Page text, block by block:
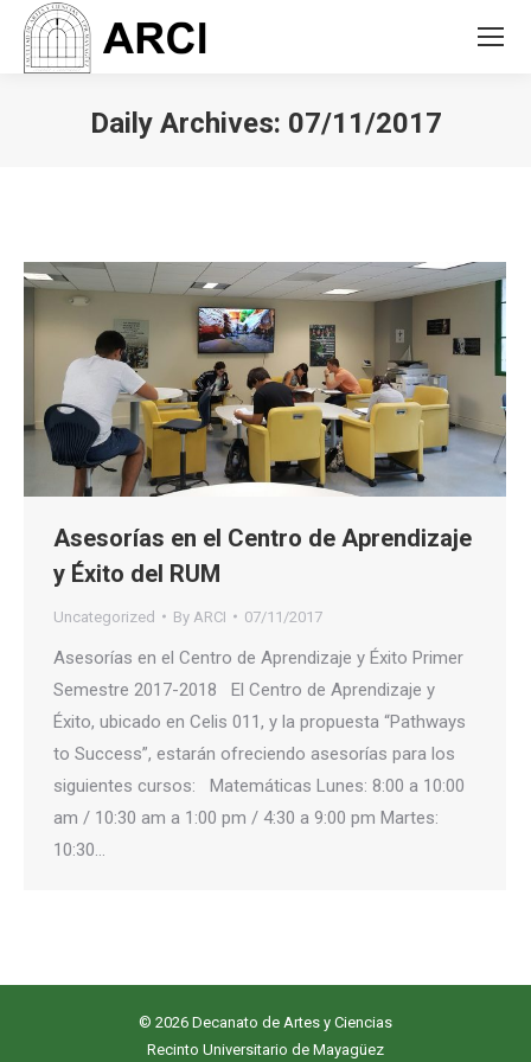
Daily Archives: 07/11/2017
Asesorías en el Centro de Aprendizaje
y Éxito del RUM
Uncategorized By ARCI 07/11/2017
Asesorías en el Centro de Aprendizaje y Éxito Primer
Semestre 2017-2018 El Centro de Aprendizaje y
Éxito, ubicado en Celis 011, y la propuesta “Pathways
to Success”, estarán ofreciendo asesorías para los
siguientes cursos: Matemáticas Lunes: 8:00 a 10:00
am / 10:30 am a 1:00 pm / 4:30 a 9:00 pm Martes:
10:30…
© 2026 Decanato de Artes y Ciencias
Recinto Universitario de Mayagüez